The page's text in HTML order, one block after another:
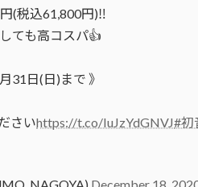
(税込61,800円)‼️
ても高コスパ👍
31日(日)まで 》
さいhttps://t.co/IuJzYdGNVJ#初